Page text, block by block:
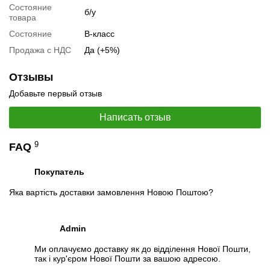
📧Запрос оптовой цены
Отслеживать в Instagram
Отслеживать на Facebook
Состояние
товара
б/у
Состояние
B-класс
Продажа с НДС
Да (+5%)
Отзывы
Добавьте первый отзыв
Написать отзыв
FAQ 9
Покупатель
Яка вартість доставки замовлення Новою Поштою?
Admin
Ми оплачуємо доставку як до відділення Нової Пошти,
так і кур'єром Нової Пошти за вашою адресою.